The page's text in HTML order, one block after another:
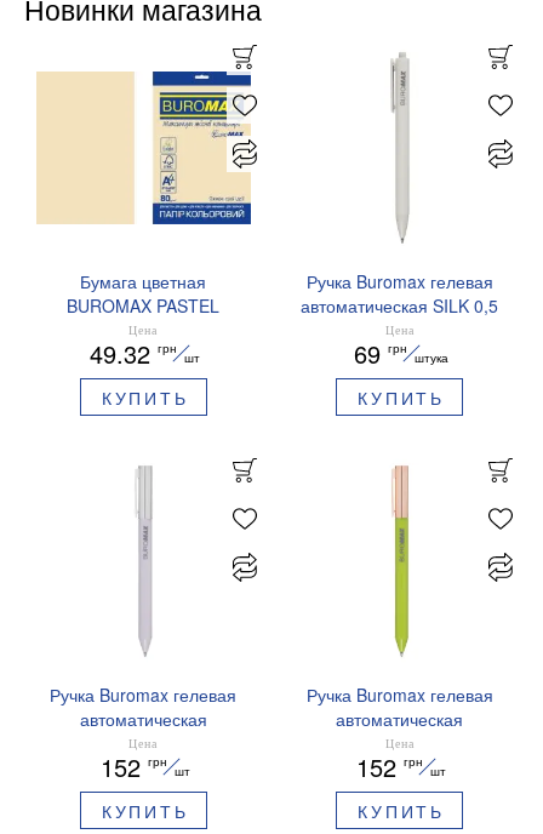
Новинки магазина
Бумага цветная
BUROMAX PASTEL
EUROMAX 20 арк А4 80 г/
мс BM.2721220E-08
Цена
49.32 грн
шт
КУПИТЬ
Ручка Buromax гелевая
автоматическая SILK 0,5
мм синие чернила
BM.83100
Цена
69 грн
штука
КУПИТЬ
Ручка Buromax гелевая
автоматическая
PRESTIGE SILVER 0,5 мм
синие чернила BM.83102
Цена
152 грн
шт
КУПИТЬ
Ручка Buromax гелевая
автоматическая
PRESTIGE GOLD 0,5 мм
синие чернила BM.83101
Цена
152 грн
шт
КУПИТЬ